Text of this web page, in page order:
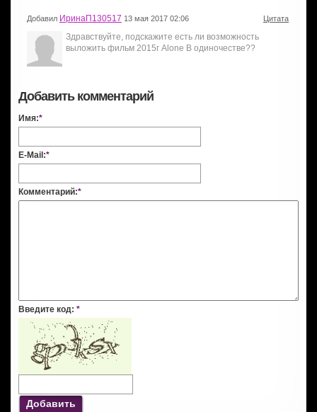
Добавил ИринаП130517 13 мая 2017 02:06 Цитата
Здравствуйте, подскажите есть ли возможность
выложить фильм 2015г Alone В одиночестве??
Добавить комментарий
Имя:*
E-Mail:*
Комментарий:*
Введите код: *
Добавить